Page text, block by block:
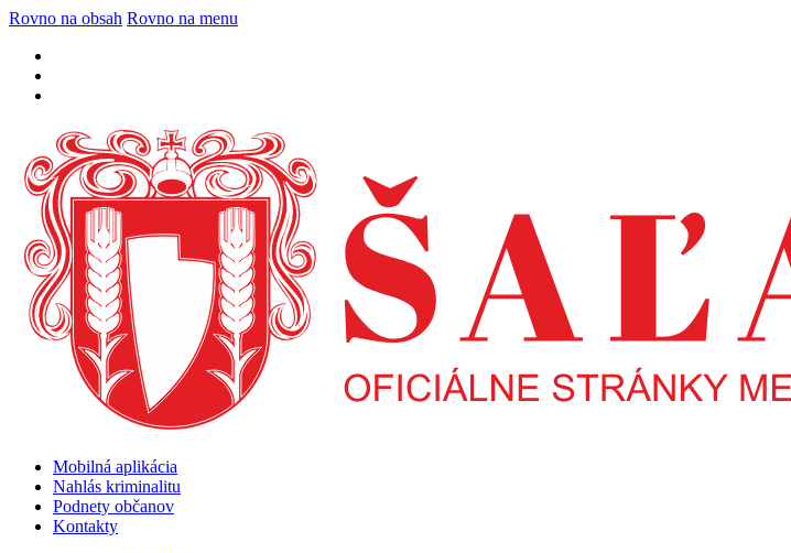
Rovno na obsah Rovno na menu
Mobilná aplikácia
Nahlás kriminalitu
Podnety občanov
Kontakty